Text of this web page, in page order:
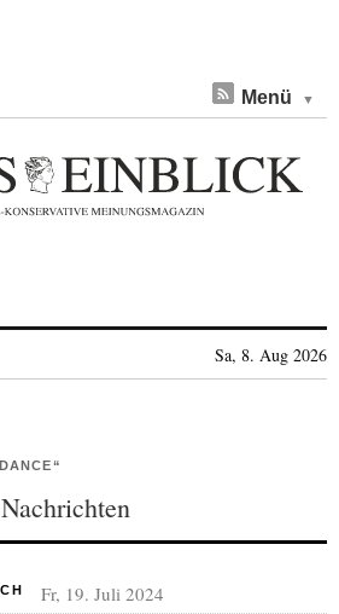
Menü
Sa, 8. Aug 2026
Fr, 19. Juli 2024